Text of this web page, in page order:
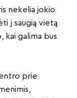
nekelia jokio
į saugią vietą
kai galima bus
prie